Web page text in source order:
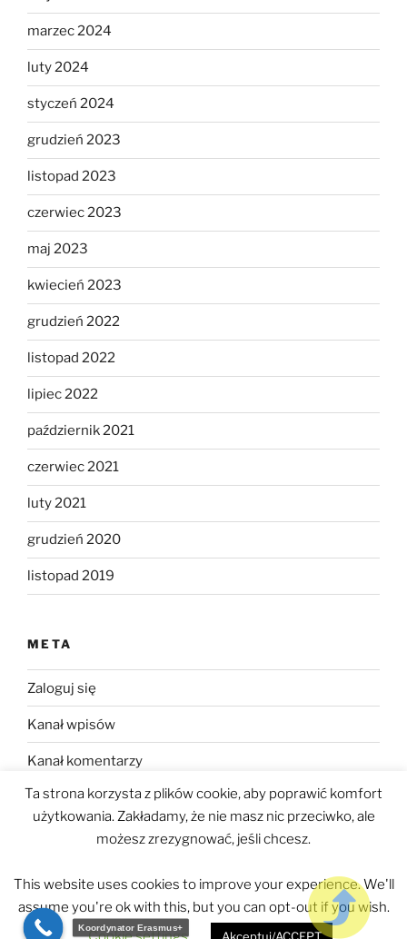
marzec 2024
luty 2024
styczeń 2024
grudzień 2023
listopad 2023
czerwiec 2023
maj 2023
kwiecień 2023
grudzień 2022
listopad 2022
lipiec 2022
październik 2021
czerwiec 2021
luty 2021
grudzień 2020
listopad 2019
META
Zaloguj się
Kanał wpisów
Kanał komentarzy
WordPress.org
Polityka prywatności Dumnie wspierane przez WordPress
Ta strona korzysta z plików cookie, aby poprawić komfort
użytkowania. Zakładamy, że nie masz nic przeciwko, ale
możesz zrezygnować, jeśli chcesz.
This website uses cookies to improve your experience. We'll
assume you're ok with this, but you can opt-out if you wish.
Koordynator Erasmus+